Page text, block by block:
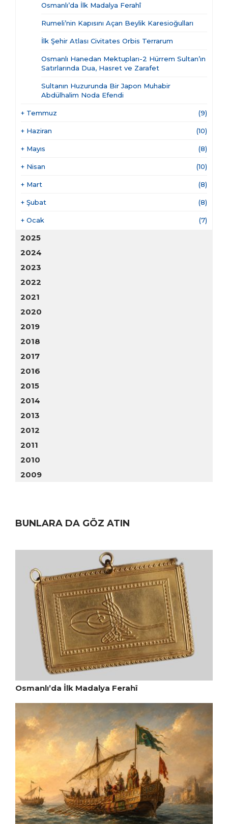
Osmanlı’da İlk Madalya Ferahî
Rumeli’nin Kapısını Açan Beylik Karesioğulları
İlk Şehir Atlası Civitates Orbis Terrarum
Osmanlı Hanedan Mektupları-2 Hürrem Sultan’ın
Satırlarında Dua, Hasret ve Zarafet
Sultanın Huzurunda Bir Japon Muhabir
Abdülhalim Noda Efendi
+ Temmuz (9)
+ Haziran (10)
+ Mayıs (8)
+ Nisan (10)
+ Mart (8)
+ Şubat (8)
+ Ocak (7)
2025
2024
2023
2022
2021
2020
2019
2018
2017
2016
2015
2014
2013
2012
2011
2010
2009
BUNLARA DA GÖZ ATIN
Osmanlı’da İlk Madalya Ferahî